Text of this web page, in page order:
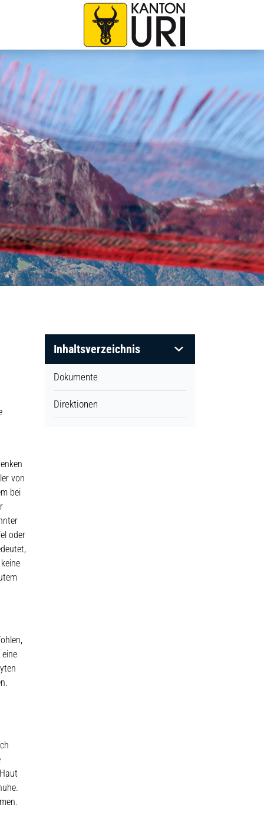
zur Startseite
Inhaltsverzeichnis
Dokumente
Direktionen
von
bei
oder